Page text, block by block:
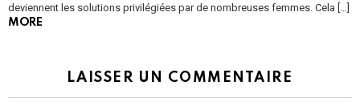
deviennent les solutions privilégiées par de nombreuses femmes. Cela […]
MORE
LAISSER UN COMMENTAIRE